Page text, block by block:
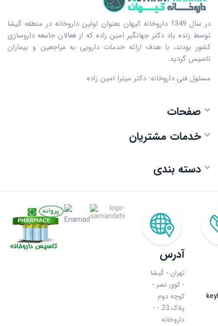
در سال 1349 داروخانه کیهان بعنوان اولین داروخانه در منطقه گیشا
توسط زنده یاد دکتر جهانگیر امین زاده که از فعالان جامعه داروسازی
کشور بودند، با هدف ارائه خدمات دارویی به مراجعین و بیماران
تاسیس گردید.
مسئول فنی داروخانه: دکتر میترا امین زاده
صفحات 
خدمات مشتریان 
دسته بندی 
آدرس
تهران - گیشا
- کوی نصر -
کوچه دوم
- پلاک 23 -
داروخانه